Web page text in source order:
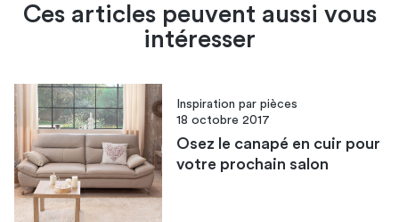
Ces articles peuvent aussi vous
intéresser
Inspiration par pièces
18 octobre 2017
Osez le canapé en cuir pour
votre prochain salon